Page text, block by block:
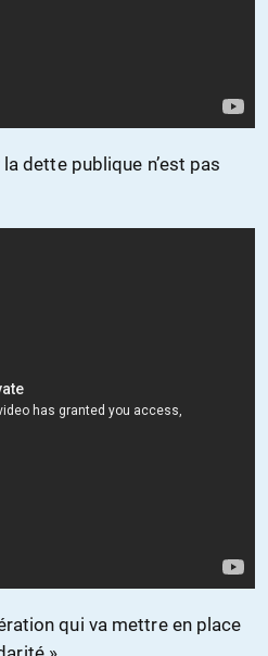
dette publique n’est pas
qui va mettre en place